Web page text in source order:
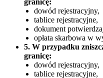
granicę:
dowód rejestracyjny,
tablice rejestracyjne,
dokument
opłata skarbowa w
5. W przypadku
granicę:
dowód rejestracyjny,
tablice rejestracyjne,